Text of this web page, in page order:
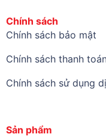
Chính sách
Chính sách bảo mật
Chính sách thanh
Chính sách sử dụng
Sản phẩm